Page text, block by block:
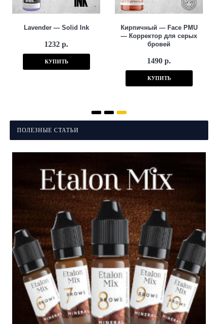
Lavender — Solid Ink
1232 р.
КУПИТЬ
Кирпичный — Face PMU
— Корректор для серых
бровей
1490 р.
КУПИТЬ
ПОЛЕЗНЫЕ СТАТЬИ